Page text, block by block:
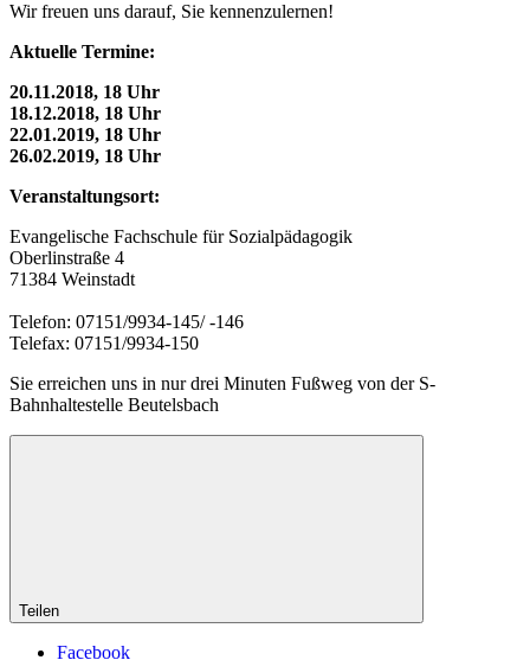
Wir freuen uns darauf, Sie kennenzulernen!
Aktuelle Termine:
20.11.2018, 18 Uhr
18.12.2018, 18 Uhr
22.01.2019, 18 Uhr
26.02.2019, 18 Uhr
Veranstaltungsort:
Evangelische Fachschule für Sozialpädagogik
Oberlinstraße 4
71384 Weinstadt
Telefon: 07151/9934-145/ -146
Telefax: 07151/9934-150
Sie erreichen uns in nur drei Minuten Fußweg von der S-
Bahnhaltestelle Beutelsbach
Teilen
Facebook